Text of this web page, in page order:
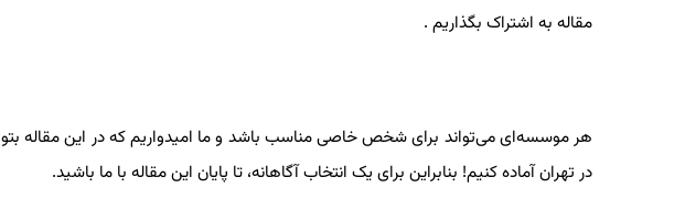
مقاله به اشتراک بگذاریم .
هر موسسه‌ای می‌تواند برای شخص خاصی مناسب باشد و ما امیدواریم که در این مقاله
در تهران آماده کنیم! بنابراین برای یک انتخاب آگاهانه، تا پایان این مقاله با ما باشید.